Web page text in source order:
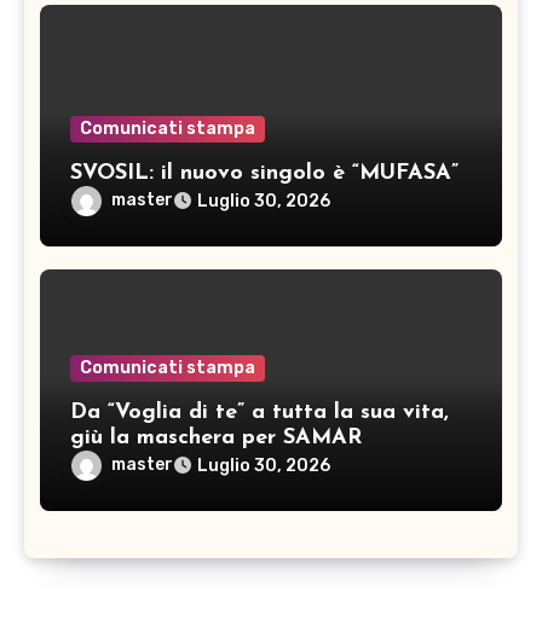
Comunicati stampa
SVOSIL: il nuovo singolo è “MUFASA”
master Luglio 30, 2026
Comunicati stampa
Da “Voglia di te” a tutta la sua vita,
giù la maschera per SAMAR
master Luglio 30, 2026